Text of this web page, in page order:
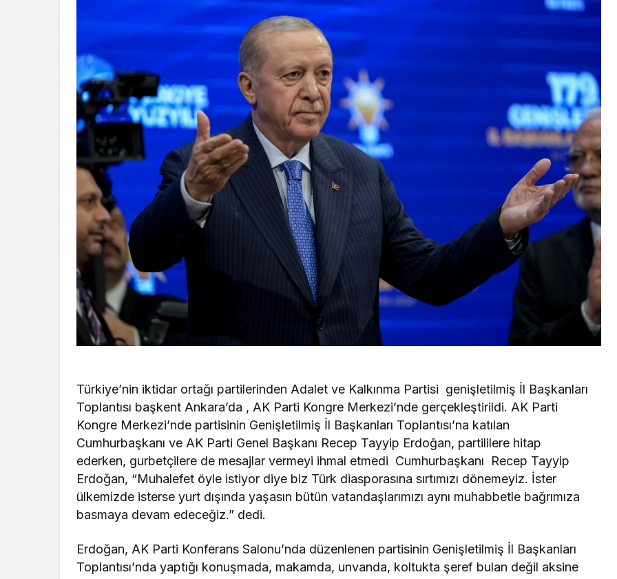
Türkiye’nin iktidar ortağı partilerinden Adalet ve Kalkınma Partisi genişletilmiş İl Başkanları
Toplantısı başkent Ankara’da , AK Parti Kongre Merkezi’nde gerçekleştirildi. AK Parti
Kongre Merkezi’nde partisinin Genişletilmiş İl Başkanları Toplantısı’na katılan
Cumhurbaşkanı ve AK Parti Genel Başkanı Recep Tayyip Erdoğan, partililere hitap
ederken, gurbetçilere de mesajlar vermeyi ihmal etmedi Cumhurbaşkanı Recep Tayyip
Erdoğan, “Muhalefet öyle istiyor diye biz Türk diasporasına sırtımızı dönemeyiz. İster
ülkemizde isterse yurt dışında yaşasın bütün vatandaşlarımızı aynı muhabbetle bağrımıza
basmaya devam edeceğiz.” dedi.
Erdoğan, AK Parti Konferans Salonu’nda düzenlenen partisinin Genişletilmiş İl Başkanları
Toplantısı’nda yaptığı konuşmada, makamda, unvanda, koltukta şeref bulan değil aksine